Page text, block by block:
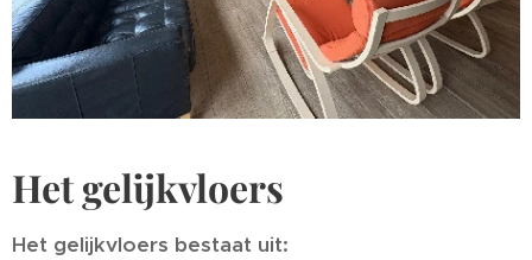
Het gelijkvloers
Het gelijkvloers bestaat uit: